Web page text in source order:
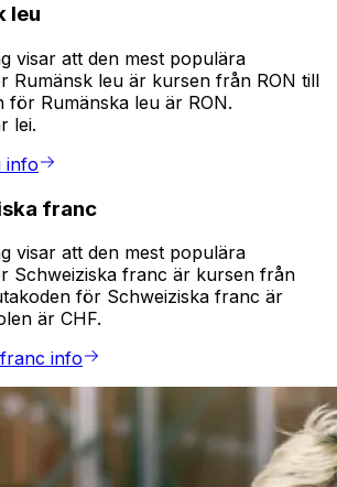
leu
visar att den mest populära
Rumänsk leu är kursen från RON till
för Rumänska leu är RON.
lei.
info
franc
visar att den mest populära
Schweiziska franc är kursen från
för Schweiziska franc är
är CHF.
info